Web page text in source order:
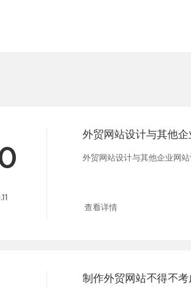
外贸网站设计与其他企业网站
查看详情
制作外贸网站不得不考